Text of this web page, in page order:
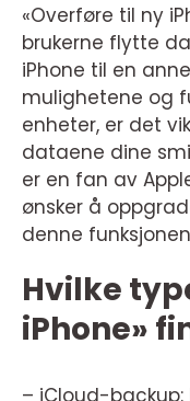
«Overføre til ny
brukerne flytte
iPhone til en
mulighetene og
enheter, er det
dataene dine
er en fan av
ønsker å
denne
Hvilke
iPhone»
– iCloud-